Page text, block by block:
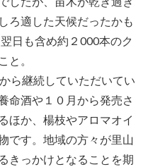
ろ適した天候だったかも
日も含め約２000本のク
と。
ら継続していただいてい
命酒や１０月から発売さ
ほか、楊枝やアロマオイ
です。地域の方々が里山
きっかけとなることを期